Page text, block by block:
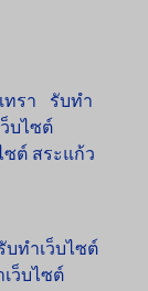
ทรา
รับทำ
บไซต์
ซต์ สระแก้ว
บทำเว็บไซต์
เว็บไซต์